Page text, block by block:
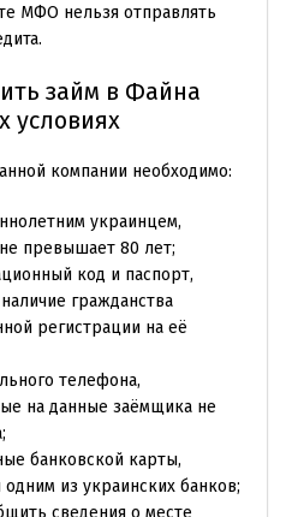
МФО нельзя отправлять
займ в Файна
условиях
компании необходимо:
украинцем,
превышает 80 лет;
код и паспорт,
гражданства
регистрации на её
телефона,
на данные заёмщика не
банковской карты,
из украинских банков;
сведения о месте